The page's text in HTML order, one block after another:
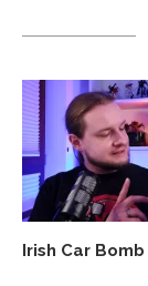
Irish Car Bomb